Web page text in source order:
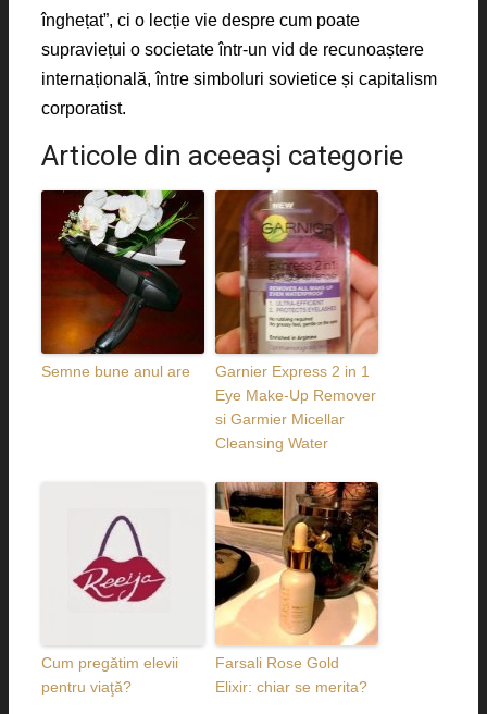
înghețat”, ci o lecție vie despre cum poate
supraviețui o societate într-un vid de recunoaștere
internațională, între simboluri sovietice și capitalism
corporatist.
Articole din aceeaşi categorie
Semne bune anul are
Garnier Express 2 in 1
Eye Make-Up Remover
si Garmier Micellar
Cleansing Water
Cum pregătim elevii
pentru viaţă?
Farsali Rose Gold
Elixir: chiar se merita?